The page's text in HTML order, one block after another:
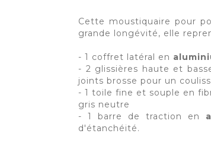
Cette moustiquaire pour
grande longévité, elle
- 1 coffret latéral en
- 2 glissières haute et
joints brosse pour un
- 1 toile fine et souple en
gris neutre
- 1 barre de traction en
d'étanchéité.